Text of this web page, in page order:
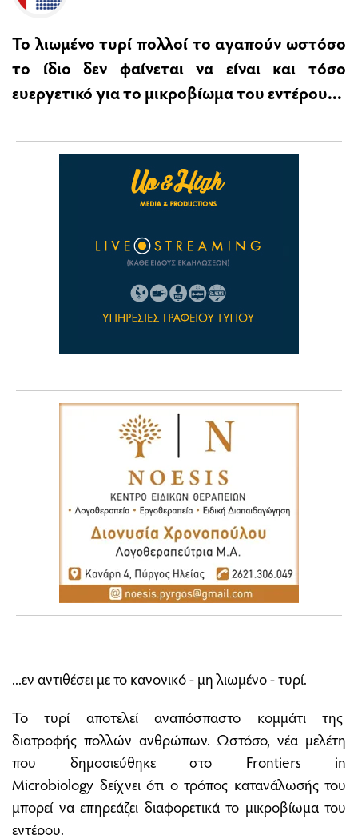
Το λιωμένο τυρί πολλοί το αγαπούν ωστόσο
το ίδιο δεν φαίνεται να είναι και τόσο
ευεργετικό για το μικροβίωμα του εντέρου...
...εν αντιθέσει με το κανονικό - μη λιωμένο - τυρί.
Το τυρί αποτελεί αναπόσπαστο κομμάτι της
διατροφής πολλών ανθρώπων. Ωστόσο, νέα μελέτη
που δημοσιεύθηκε στο Frontiers in
Microbiology δείχνει ότι ο τρόπος κατανάλωσής του
μπορεί να επηρεάζει διαφορετικά το μικροβίωμα του
εντέρου.